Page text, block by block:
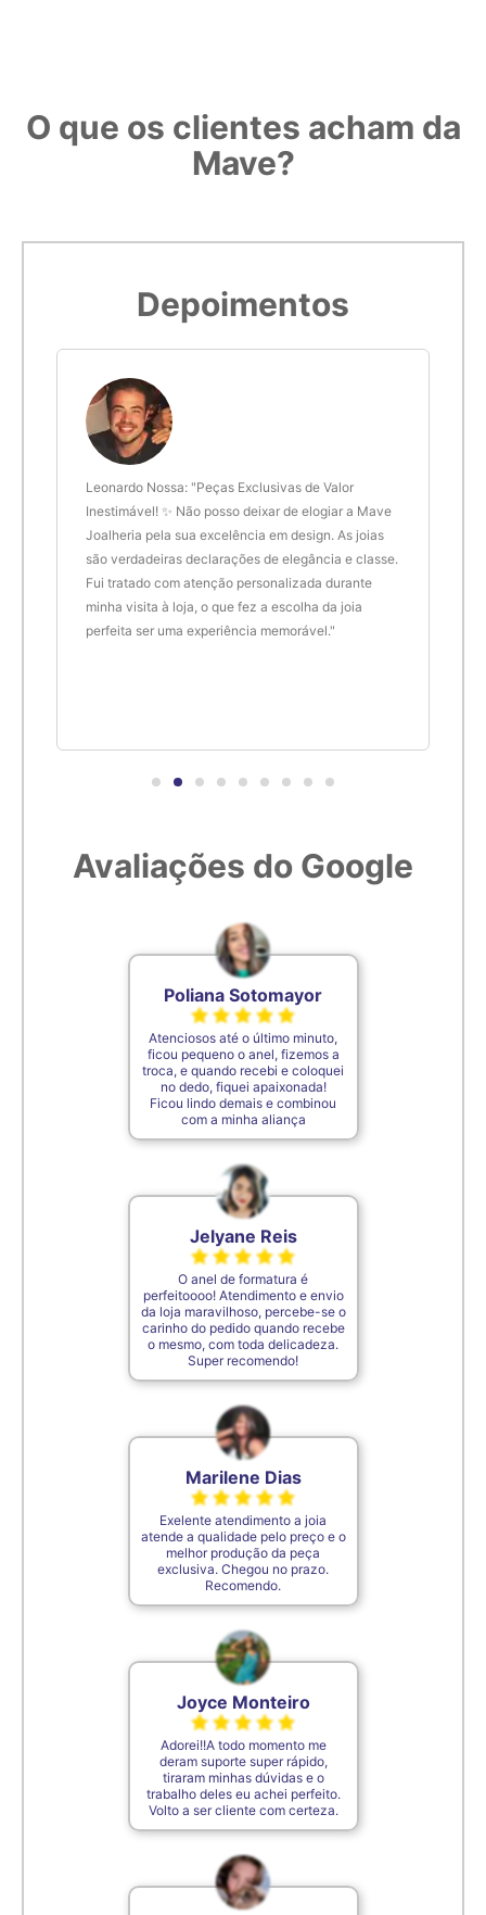
O que os clientes acham da
Mave?
Depoimentos
Leonardo Nossa: "Peças Exclusivas de Valor
Inestimável! ✨ Não posso deixar de elogiar a Mave
Joalheria pela sua excelência em design. As joias
são verdadeiras declarações de elegância e classe.
Fui tratado com atenção personalizada durante
minha visita à loja, o que fez a escolha da joia
perfeita ser uma experiência memorável."
Avaliações do Google
Poliana Sotomayor
Atenciosos até o último minuto,
ficou pequeno o anel, fizemos a
troca, e quando recebi e coloquei
no dedo, fiquei apaixonada!
Ficou lindo demais e combinou
com a minha aliança
Jelyane Reis
O anel de formatura é
perfeitoooo! Atendimento e envio
da loja maravilhoso, percebe-se o
carinho do pedido quando recebe
o mesmo, com toda delicadeza.
Super recomendo!
Marilene Dias
Exelente atendimento a joia
atende a qualidade pelo preço e o
melhor produção da peça
exclusiva. Chegou no prazo.
Recomendo.
Joyce Monteiro
Adorei!!A todo momento me
deram suporte super rápido,
tiraram minhas dúvidas e o
trabalho deles eu achei perfeito.
Volto a ser cliente com certeza.